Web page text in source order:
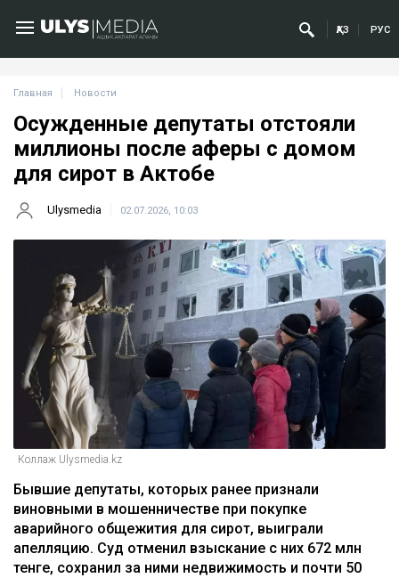
ҚАЗ РУС
Главная Новости
Осужденные депутаты отстояли
миллионы после аферы с домом
для сирот в Актобе
Ulysmedia 02.07.2026, 10:03
Коллаж Ulysmedia.kz
Бывшие депутаты, которых ранее признали
виновными в мошенничестве при покупке
аварийного общежития для сирот, выиграли
апелляцию. Суд отменил взыскание с них 672 млн
тенге, сохранил за ними недвижимость и почти 50